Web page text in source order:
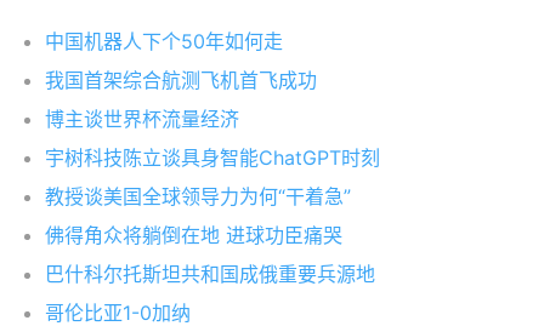
中国机器人下个50年如何走
我国首架综合航测飞机首飞成功
博主谈世界杯流量经济
宇树科技陈立谈具身智能ChatGPT时刻
教授谈美国全球领导力为何“干着急”
佛得角众将躺倒在地 进球功臣痛哭
巴什科尔托斯坦共和国成俄重要兵源地
哥伦比亚1-0加纳